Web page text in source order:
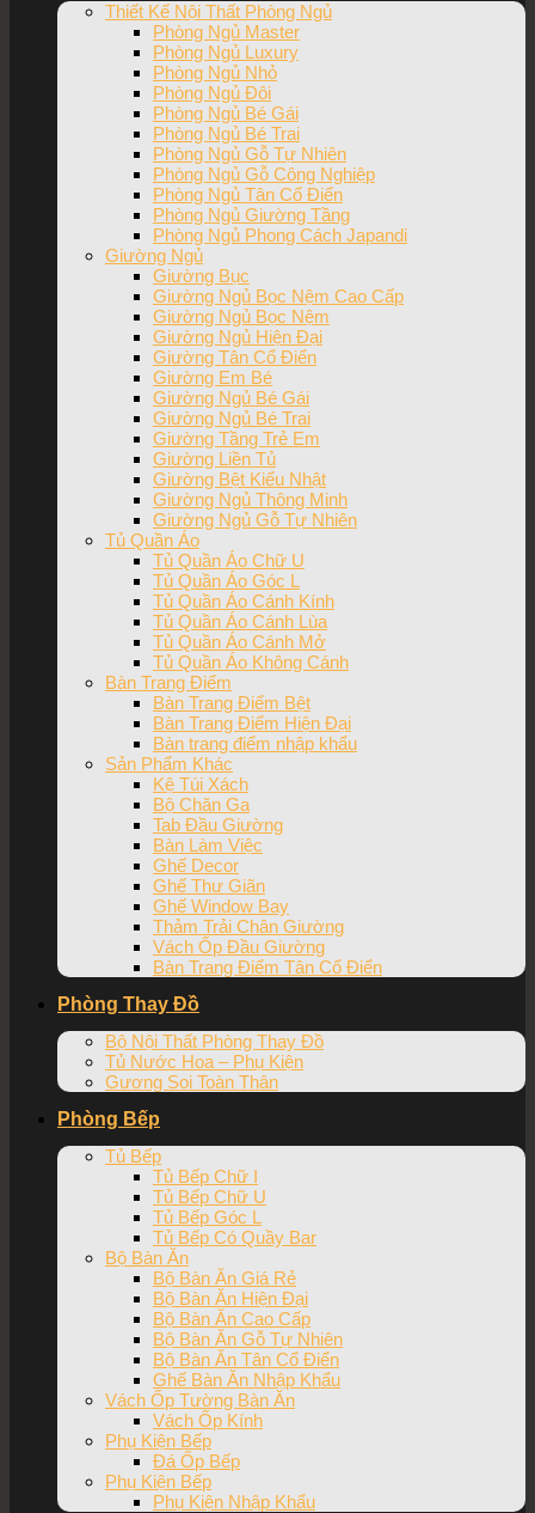
Thiết Kế Nội Thất Phòng Ngủ
Phòng Ngủ Master
Phòng Ngủ Luxury
Phòng Ngủ Nhỏ
Phòng Ngủ Đôi
Phòng Ngủ Bé Gái
Phòng Ngủ Bé Trai
Phòng Ngủ Gỗ Tự Nhiên
Phòng Ngủ Gỗ Công Nghiệp
Phòng Ngủ Tân Cổ Điển
Phòng Ngủ Giường Tầng
Phòng Ngủ Phong Cách Japandi
Giường Ngủ
Giường Bục
Giường Ngủ Bọc Nệm Cao Cấp
Giường Ngủ Bọc Nệm
Giường Ngủ Hiện Đại
Giường Tân Cổ Điển
Giường Em Bé
Giường Ngủ Bé Gái
Giường Ngủ Bé Trai
Giường Tầng Trẻ Em
Giường Liền Tủ
Giường Bệt Kiểu Nhật
Giường Ngủ Thông Minh
Giường Ngủ Gỗ Tự Nhiên
Tủ Quần Áo
Tủ Quần Áo Chữ U
Tủ Quần Áo Góc L
Tủ Quần Áo Cánh Kính
Tủ Quần Áo Cánh Lùa
Tủ Quần Áo Cánh Mở
Tủ Quần Áo Không Cánh
Bàn Trang Điểm
Bàn Trang Điểm Bệt
Bàn Trang Điểm Hiện Đại
Bàn trang điểm nhập khẩu
Sản Phẩm Khác
Kệ Túi Xách
Bộ Chăn Ga
Tab Đầu Giường
Bàn Làm Việc
Ghế Decor
Ghế Thư Giãn
Ghế Window Bay
Thảm Trải Chân Giường
Vách Ốp Đầu Giường
Bàn Trang Điểm Tân Cổ Điển
Phòng Thay Đồ
Bộ Nội Thất Phòng Thay Đồ
Tủ Nước Hoa – Phụ Kiện
Gương Soi Toàn Thân
Phòng Bếp
Tủ Bếp
Tủ Bếp Chữ I
Tủ Bếp Chữ U
Tủ Bếp Góc L
Tủ Bếp Có Quầy Bar
Bộ Bàn Ăn
Bộ Bàn Ăn Giá Rẻ
Bộ Bàn Ăn Hiện Đại
Bộ Bàn Ăn Cao Cấp
Bộ Bàn Ăn Gỗ Tự Nhiên
Bộ Bàn Ăn Tân Cổ Điển
Ghế Bàn Ăn Nhập Khẩu
Vách Ốp Tường Bàn Ăn
Vách Ốp Kính
Phụ Kiện Bếp
Đá Ốp Bếp
Phụ Kiện Bếp
Phụ Kiện Nhập Khẩu